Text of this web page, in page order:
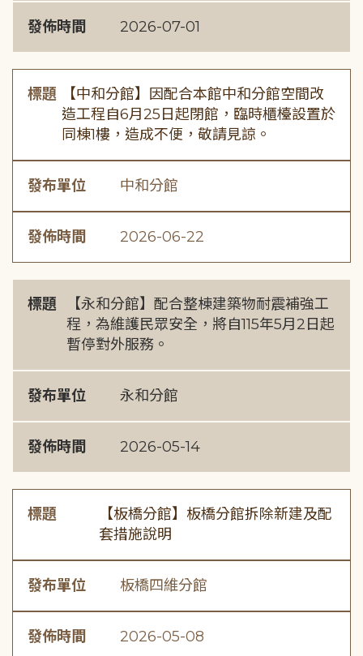
發佈時間 2026-07-01
標題
【中和分館】因配合本館中和分館空間改
造工程自6月25日起閉館，臨時櫃檯設置於
同棟1樓，造成不便，敬請見諒。
發布單位 中和分館
發佈時間 2026-06-22
標題
【永和分館】配合整棟建築物耐震補強工
程，為維護民眾安全，將自115年5月2日起
暫停對外服務。
發布單位 永和分館
發佈時間 2026-05-14
標題
【板橋分館】板橋分館拆除新建及配
套措施說明
發布單位 板橋四維分館
發佈時間 2026-05-08